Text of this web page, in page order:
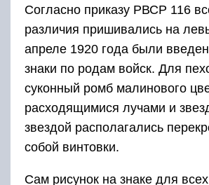
Согласно приказу РВСР 116
различия пришивались на
апреле 1920 года были
знаки по родам войск. Для
суконный ромб малинового
расходящимися лучами и
звездой располагались
собой винтовки.
Сам рисунок на знаке для